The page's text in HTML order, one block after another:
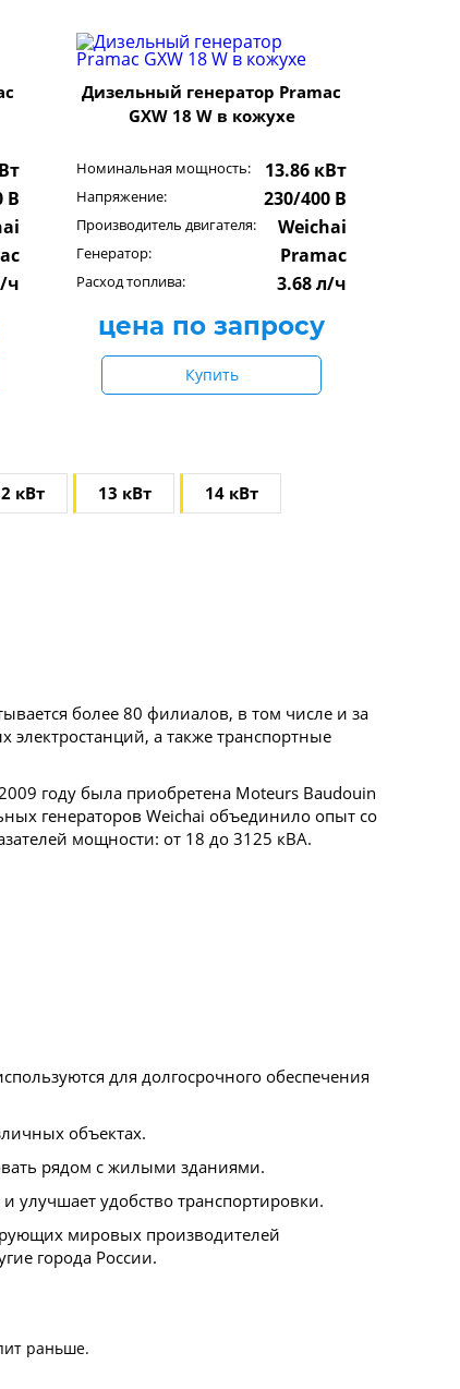
В
ч
Дизельный генератор Pramac
GXW 18 W в кожухе
Номинальная мощность: 13.86 кВт
Напряжение: 230/400 В
Производитель двигателя: Weichai
Генератор: Pramac
Расход топлива: 3.68 л/ч
цена по запросу
Купить
кВт 13 кВт 14 кВт
более 80 филиалов, в том числе и за
а также транспортные
году была приобретена Moteurs Baudouin
генераторов Weichai объединило опыт со
мощности: от 18 до 3125 кВА.
для долгосрочного обеспечения
объектах.
рядом с жилыми зданиями.
улучшает удобство транспортировки.
мировых производителей
города России.
раньше.